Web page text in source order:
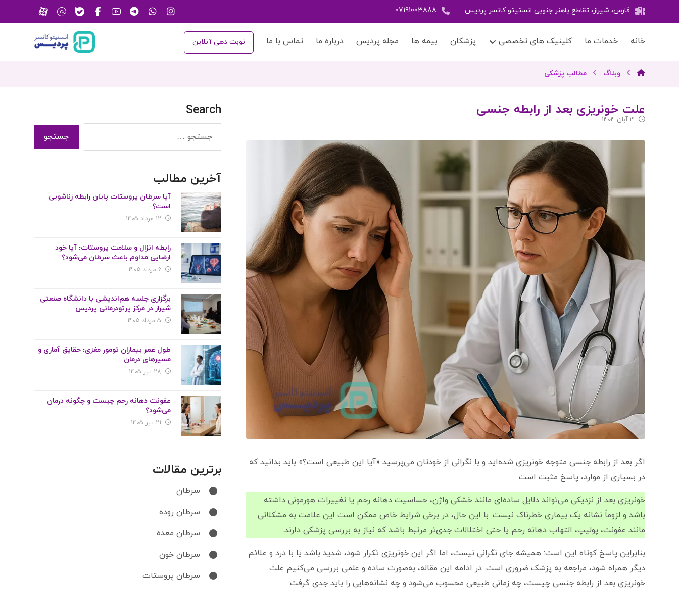
فارس، شیراز، تقاطع باهنر جنوبی انستیتو کانسر پردیس 07191003888
خانه خدمات ما کلینیک های تخصصی پزشکان بیمه ها مجله پردیس درباره ما تماس با ما نوبت دهی آنلاین
وبلاگ مطالب پزشکی
علت خونریزی بعد از رابطه جنسی
3 آبان 1404
اگر بعد از رابطه جنسی متوجه خونریزی شده‌اید و با نگرانی از خودتان می‌پرسید «آیا این طبیعی است؟» باید بدانید که
در بسیاری از موارد، پاسخ مثبت است.
خونریزی بعد از نزدیکی می‌تواند دلایل ساده‌ای مانند خشکی واژن، حساسیت دهانه رحم یا تغییرات هورمونی داشته
باشد و لزوماً نشانه یک بیماری خطرناک نیست. با این حال، در برخی شرایط خاص ممکن است این علامت به مشکلاتی
مانند عفونت، پولیپ، التهاب دهانه رحم یا حتی اختلالات جدی‌تر مرتبط باشد که نیاز به بررسی پزشکی دارند.
بنابراین پاسخ کوتاه این است: همیشه جای نگرانی نیست، اما اگر این خونریزی تکرار شود، شدید باشد یا با درد و علائم
دیگر همراه شود، مراجعه به پزشک ضروری است. در ادامه این مقاله، به‌صورت ساده و علمی بررسی می‌کنیم علت
خونریزی بعد از رابطه جنسی چیست، چه زمانی طبیعی محسوب می‌شود و چه نشانه‌هایی را باید جدی گرفت.
Search
آخرین مطالب
آیا سرطان پروستات پایان رابطه زناشویی
است؟
12 مرداد 1405
رابطه انزال و سلامت پروستات؛ آیا خود
ارضایی مداوم باعث سرطان می‌شود؟
6 مرداد 1405
برگزاری جلسه هم‌اندیشی با دانشگاه صنعتی
شیراز در مرکز پرتودرمانی پردیس
5 مرداد 1405
طول عمر بیماران تومور مغزی؛ حقایق آماری و
مسیرهای درمان
28 تیر 1405
عفونت دهانه رحم چیست و چگونه درمان
می‌شود؟
21 تیر 1405
برترین مقالات
سرطان
سرطان روده
سرطان معده
سرطان خون
سرطان پروستات